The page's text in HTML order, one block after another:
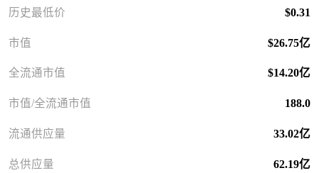
历史最低价 $0.31
市值 $26.75亿
全流通市值 $14.20亿
市值/全流通市值 188.0
流通供应量 33.02亿
总供应量 62.19亿